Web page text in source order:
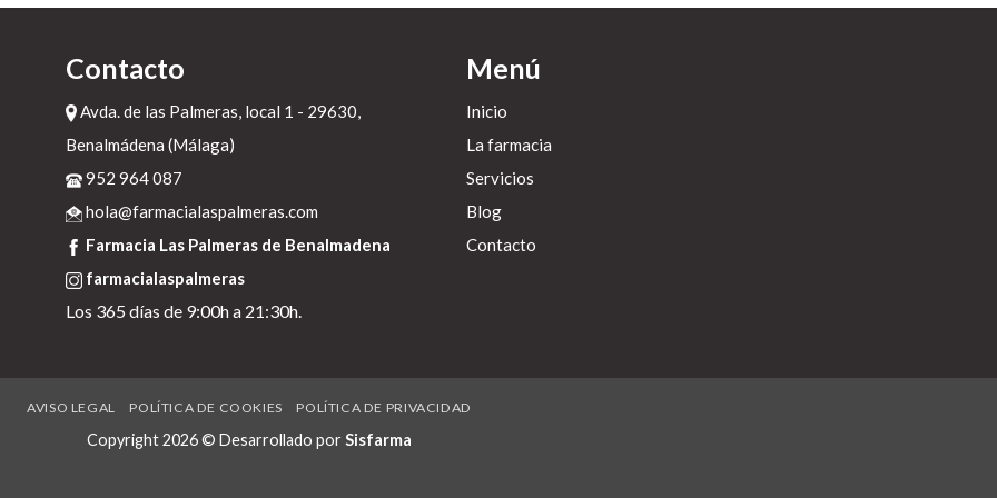
Contacto
Avda. de las Palmeras, local 1 - 29630,
Benalmádena (Málaga)
952 964 087
hola@farmacialaspalmeras.com
Farmacia Las Palmeras de Benalmadena
farmacialaspalmeras
Los 365 días de 9:00h a 21:30h.
Menú
Inicio
La farmacia
Servicios
Blog
Contacto
AVISO LEGAL POLÍTICA DE COOKIES POLÍTICA DE PRIVACIDAD
Copyright 2026 © Desarrollado por Sisfarma